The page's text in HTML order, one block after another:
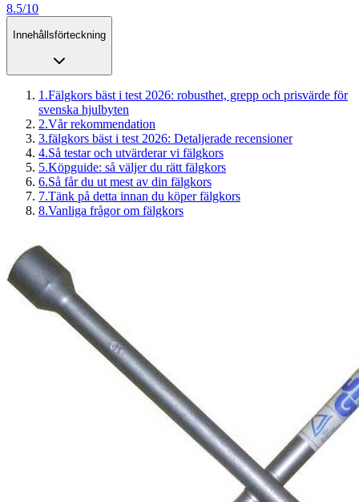
8.5/10
Innehållsförteckning
1 .Fälgkors bäst i test 2026: robusthet, grepp och prisvärde för
svenska hjulbyten
2.Vår rekommendation
3.fälgkors bäst i test 2026: Detaljerade recensioner
4.Så testar och utvärderar vi fälgkors
5.Köpguide: så väljer du rätt fälgkors
6.Så får du ut mest av din fälgkors
7.Tänk på detta innan du köper fälgkors
8.Vanliga frågor om fälgkors